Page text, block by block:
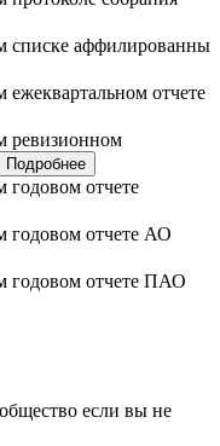
списке аффилированны
отчете
ревизионном
Подробнее
годовом отчете
годовом отчете АО
годовом отчете ПАО
если вы не